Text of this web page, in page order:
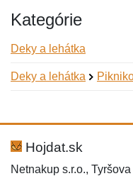
Kategórie
Deky a lehátka
Deky a lehátka
Hodnotenie:
Meno:
Hojdat.sk
Netnakup s.r.o.,